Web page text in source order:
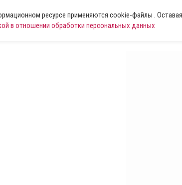
ресурсе применяются cookie-файлы .
в отношении обработки персональных данных